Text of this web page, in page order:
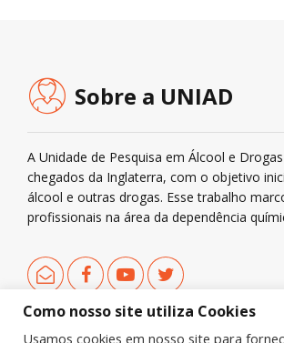
Sobre a UNIAD
A Unidade de Pesquisa em Álcool e
chegados da Inglaterra, com o objetivo
álcool e outras drogas. Esse trabalho
profissionais na área da dependência
Como nosso site utiliza Cookies
Usamos cookies em nosso site para